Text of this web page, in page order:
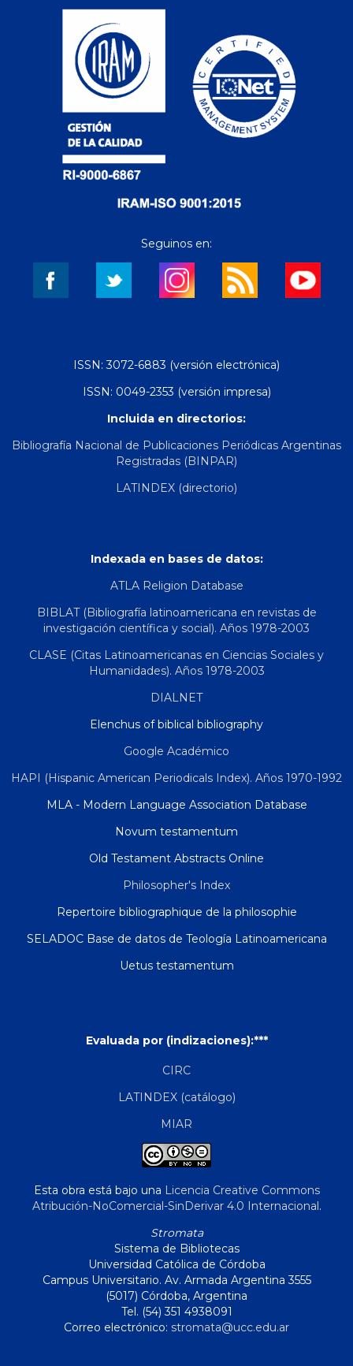
Seguinos en:
ISSN: 3072-6883 (versión electrónica)
ISSN: 0049-2353 (versión impresa)
Incluida en directorios:
Bibliografía Nacional de Publicaciones Periódicas Argentinas
Registradas (BINPAR)
LATINDEX (directorio)
Indexada en bases de datos:
ATLA Religion Database
BIBLAT (Bibliografía latinoamericana en revistas de
investigación científica y social). Años 1978-2003
CLASE (Citas Latinoamericanas en Ciencias Sociales y
Humanidades). Años 1978-2003
DIALNET
Elenchus of biblical bibliography
Google Académico
HAPI (Hispanic American Periodicals Index). Años 1970-1992
MLA - Modern Language Association Database
Novum testamentum
Old Testament Abstracts Online
Philosopher's Index
Repertoire bibliographique de la philosophie
SELADOC Base de datos de Teología Latinoamericana
Uetus testamentum
Evaluada por (indizaciones):***
CIRC
LATINDEX (catálogo)
MIAR
Esta obra está bajo una Licencia Creative Commons
Atribución-NoComercial-SinDerivar 4.0 Internacional.
Stromata
Sistema de Bibliotecas
Universidad Católica de Córdoba
Campus Universitario. Av. Armada Argentina 3555
(5017) Córdoba, Argentina
Tel. (54) 351 4938091
Correo electrónico: stromata@ucc.edu.ar